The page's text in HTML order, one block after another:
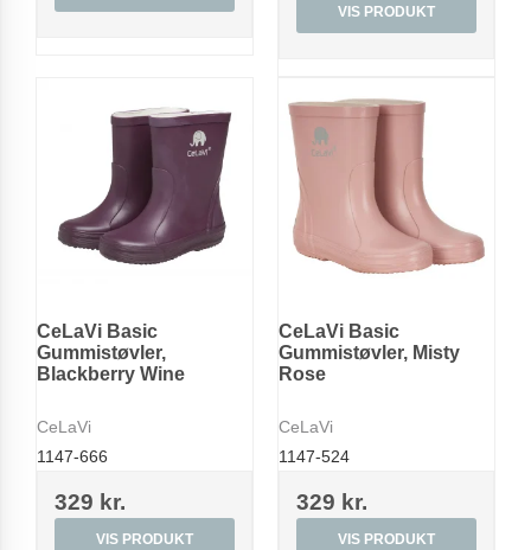
VIS PRODUKT
CeLaVi Basic
Gummistøvler,
Blackberry Wine
CeLaVi
1147-666
329 kr.
VIS PRODUKT
CeLaVi Basic
Gummistøvler, Misty
Rose
CeLaVi
1147-524
329 kr.
VIS PRODUKT